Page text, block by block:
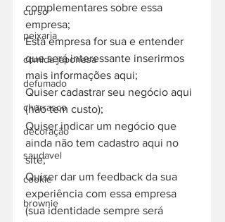
curso
peixaria
comida japonesa
defumado
churrasco
decoração
saudavel
cookie
brownie
complementares sobre essa
empresa;
Esta empresa for sua e entender
que será interessante inserirmos
mais informações aqui;
Quiser cadastrar seu negócio aqui
(não tem custo);
Quiser indicar um negócio que
ainda não tem cadastro aqui no
site;
Quiser dar um feedback da sua
experiência com essa empresa
(sua identidade sempre será